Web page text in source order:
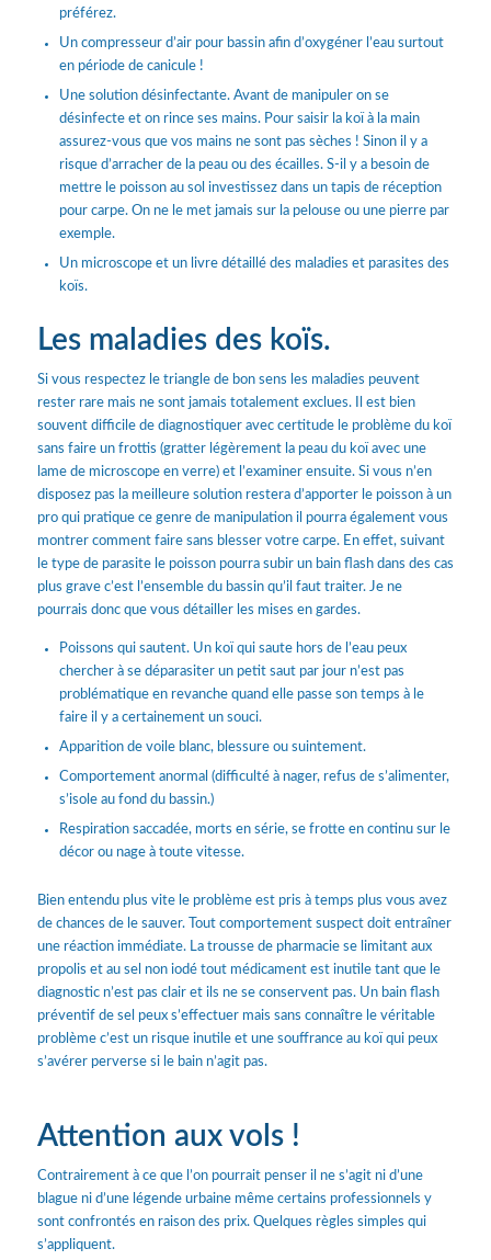
préférez.
Un compresseur d’air pour bassin afin d’oxygéner l’eau surtout
en période de canicule !
Une solution désinfectante. Avant de manipuler on se
désinfecte et on rince ses mains. Pour saisir la koï à la main
assurez-vous que vos mains ne sont pas sèches ! Sinon il y a
risque d’arracher de la peau ou des écailles. S-il y a besoin de
mettre le poisson au sol investissez dans un tapis de réception
pour carpe. On ne le met jamais sur la pelouse ou une pierre par
exemple.
Un microscope et un livre détaillé des maladies et parasites des
koïs.
Les maladies des koïs.
Si vous respectez le triangle de bon sens les maladies peuvent
rester rare mais ne sont jamais totalement exclues. Il est bien
souvent difficile de diagnostiquer avec certitude le problème du koï
sans faire un frottis (gratter légèrement la peau du koï avec une
lame de microscope en verre) et l’examiner ensuite. Si vous n’en
disposez pas la meilleure solution restera d’apporter le poisson à un
pro qui pratique ce genre de manipulation il pourra également vous
montrer comment faire sans blesser votre carpe. En effet, suivant
le type de parasite le poisson pourra subir un bain flash dans des cas
plus grave c’est l’ensemble du bassin qu’il faut traiter. Je ne
pourrais donc que vous détailler les mises en gardes.
Poissons qui sautent. Un koï qui saute hors de l’eau peux
chercher à se déparasiter un petit saut par jour n’est pas
problématique en revanche quand elle passe son temps à le
faire il y a certainement un souci.
Apparition de voile blanc, blessure ou suintement.
Comportement anormal (difficulté à nager, refus de s’alimenter,
s’isole au fond du bassin.)
Respiration saccadée, morts en série, se frotte en continu sur le
décor ou nage à toute vitesse.
Bien entendu plus vite le problème est pris à temps plus vous avez
de chances de le sauver. Tout comportement suspect doit entraîner
une réaction immédiate. La trousse de pharmacie se limitant aux
propolis et au sel non iodé tout médicament est inutile tant que le
diagnostic n’est pas clair et ils ne se conservent pas. Un bain flash
préventif de sel peux s’effectuer mais sans connaître le véritable
problème c’est un risque inutile et une souffrance au koï qui peux
s’avérer perverse si le bain n’agit pas.
Attention aux vols !
Contrairement à ce que l’on pourrait penser il ne s’agit ni d’une
blague ni d’une légende urbaine même certains professionnels y
sont confrontés en raison des prix. Quelques règles simples qui
s’appliquent.